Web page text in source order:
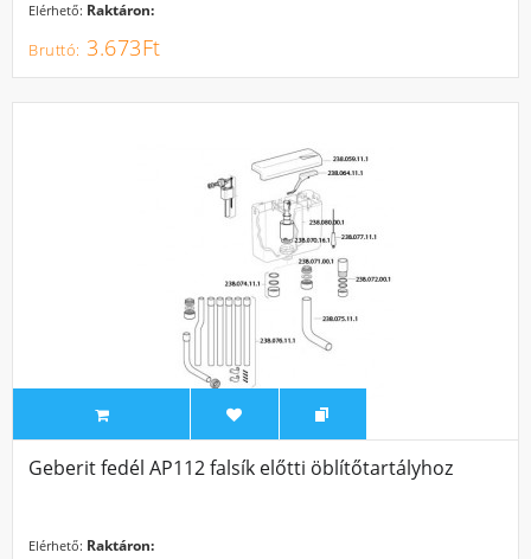
Elérhető: Raktáron:
3.673Ft
Geberit fedél AP112 falsík előtti öblítőtartályhoz
Elérhető: Raktáron: